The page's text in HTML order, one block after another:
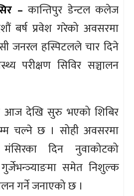
– कान्तिपुर डेन्टल कलेज
बर्ष प्रवेश गरेको अवसरमा
जनरल हस्पिटलले चार दिने
परीक्षण सिविर सञ्चालन
आज देखि सुरु भएको शिबिर
चल्ने छ । सोही अवसरमा
दिन नुवाकोटको
गुर्जेभन्ञ्याङमा समेत निशुल्क
गर्ने जनाएको छ ।